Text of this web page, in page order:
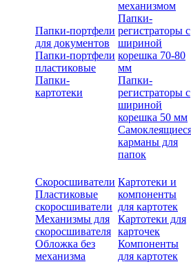
Папки-портфели
для документов
Папки-портфели
пластиковые
Папки-
картотеки
механизмом
Папки-
регистраторы с
шириной
корешка 70-80
мм
Папки-
регистраторы с
шириной
корешка 50 мм
карманы для
папок
Скоросшиватели
Пластиковые
скоросшиватели
Механизмы для
скоросшивателя
Обложка без
механизма
Картотеки и
компоненты
для картотек
Картотеки для
карточек
Компоненты
для картотек